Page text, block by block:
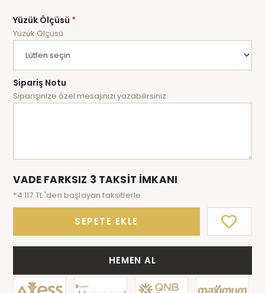
Yüzük Ölçüsü *
Yüzük Ölçüsü
Sipariş Notu
Siparişinize özel mesajınızı yazabilirsiniz.
VADE FARKSIZ 3 TAKSİT İMKANI
*4.117 TL 'den başlayan taksitlerle
SEPETE EKLE
HEMEN AL